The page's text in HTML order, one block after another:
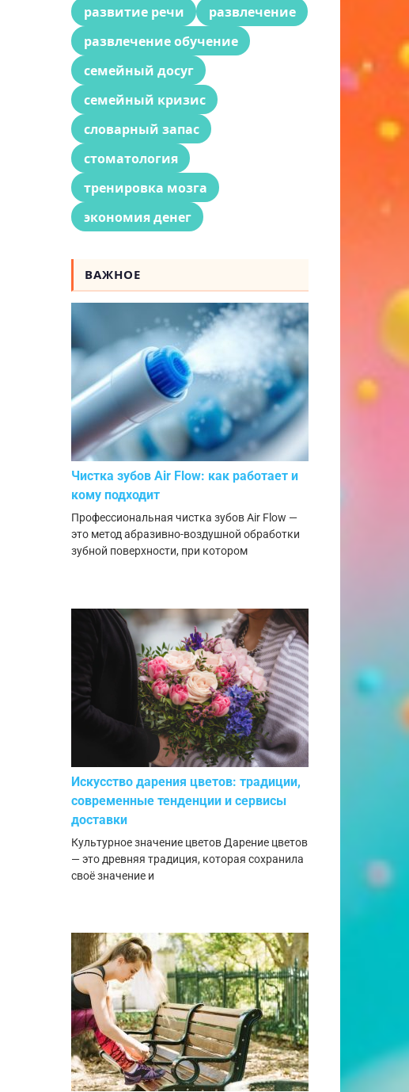
развитие речи
развлечение
развлечение обучение
семейный досуг
семейный кризис
словарный запас
стоматология
тренировка мозга
экономия денег
ВАЖНОЕ
Чистка зубов Air Flow: как работает и
кому подходит
Профессиональная чистка зубов Air Flow —
это метод абразивно-воздушной обработки
зубной поверхности, при котором
Искусство дарения цветов: традиции,
современные тенденции и сервисы
доставки
Культурное значение цветов Дарение цветов
— это древняя традиция, которая сохранила
своё значение и